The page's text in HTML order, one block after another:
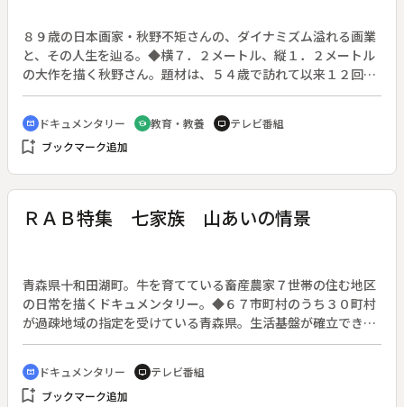
８９歳の日本画家・秋野不矩さんの、ダイナミズム溢れる画業
と、その人生を辿る。◆横７．２メートル、縦１．２メートル
の大作を描く秋野さん。題材は、５４歳で訪れて以来１２回も
訪ね、いまだ描き尽くせないというインド。小さな身体でぐい
ぐいと描いていく。インドの何が彼女を惹きつけるのか、何が
彼女を制作に駆り立てるのか。「日本にいるより元気が出る」
と１３回目のインド旅行に出かける。その足取りは年齢を感じ
cinematic_blur ドキュメンタリー school 教育・教養 tv テレビ番組
bookmark_add ブックマーク追加
ＲＡＢ特集 七家族 山あいの情景
青森県十和田湖町。牛を育てている畜産農家７世帯の住む地区
の日常を描くドキュメンタリー。◆６７市町村のうち３０町村
が過疎地域の指定を受けている青森県。生活基盤が確立でき
ず、人口減少に歯止めがかからない。都会とは全く違う過疎地
の暮らしを、７家族２９人が肩を寄せ合う小さな畜産集落にみ
る。
cinematic_blur ドキュメンタリー tv テレビ番組
bookmark_add ブックマーク追加